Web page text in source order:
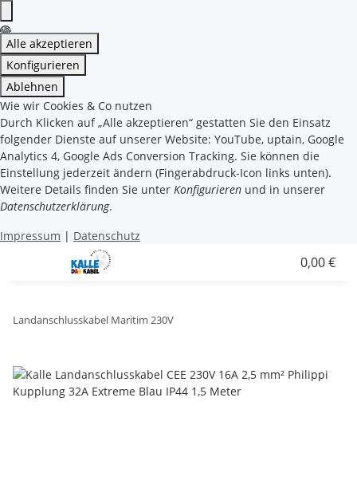
Alle akzeptieren
Konfigurieren
Ablehnen
Wie wir Cookies & Co nutzen
Durch Klicken auf „Alle akzeptieren“ gestatten Sie den Einsatz
folgender Dienste auf unserer Website: YouTube, uptain, Google
Analytics 4, Google Ads Conversion Tracking. Sie können die
Einstellung jederzeit ändern (Fingerabdruck-Icon links unten).
Weitere Details finden Sie unter Konfigurieren und in unserer
Datenschutzerklärung.
Impressum | Datenschutz
0,00 €
Landanschlusskabel Maritim 230V